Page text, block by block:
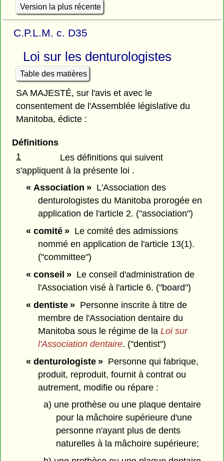
Version la plus récente
C.P.L.M. c. D35
Loi sur les denturologistes
Table des matières
SA MAJESTÉ, sur l'avis et avec le
consentement de l'Assemblée législative du
Manitoba, édicte :
Définitions
1
Les définitions qui suivent
s'appliquent à la présente loi .
« Association »L'Association des
denturologistes du Manitoba prorogée en
application de l'article 2. ("association")
« comité »Le comité des admissions
nommé en application de l'article 13(1).
("committee")
« conseil »Le conseil d'administration de
l'Association visé à l'article 6. ("board")
« dentiste »Personne inscrite à titre de
membre de l'Association dentaire du
Manitoba sous le régime de laLoi sur
l'Association dentaire. ("dentist")
« denturologiste »Personne qui fabrique,
produit, reproduit, fournit à contrat ou
autrement, modifie ou répare :
a) une prothèse ou une plaque dentaire
pour la mâchoire supérieure d'une
personne n'ayant plus de dents
naturelles à la mâchoire supérieure;